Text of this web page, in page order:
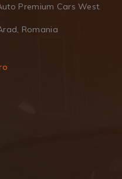
Premium Cars West.
Romania